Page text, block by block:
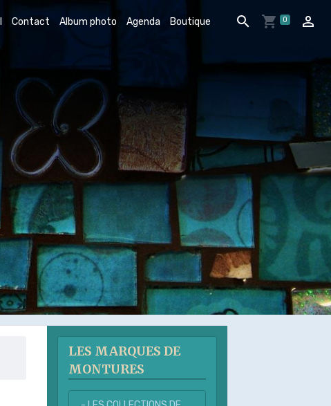
Contact Album photo Agenda Boutique 0
LES MARQUES DE
MONTURES